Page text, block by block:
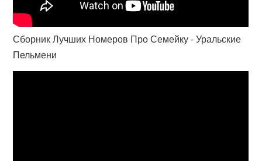
Сборник Лучших Номеров Про Семейку - Уральские
Пельмени